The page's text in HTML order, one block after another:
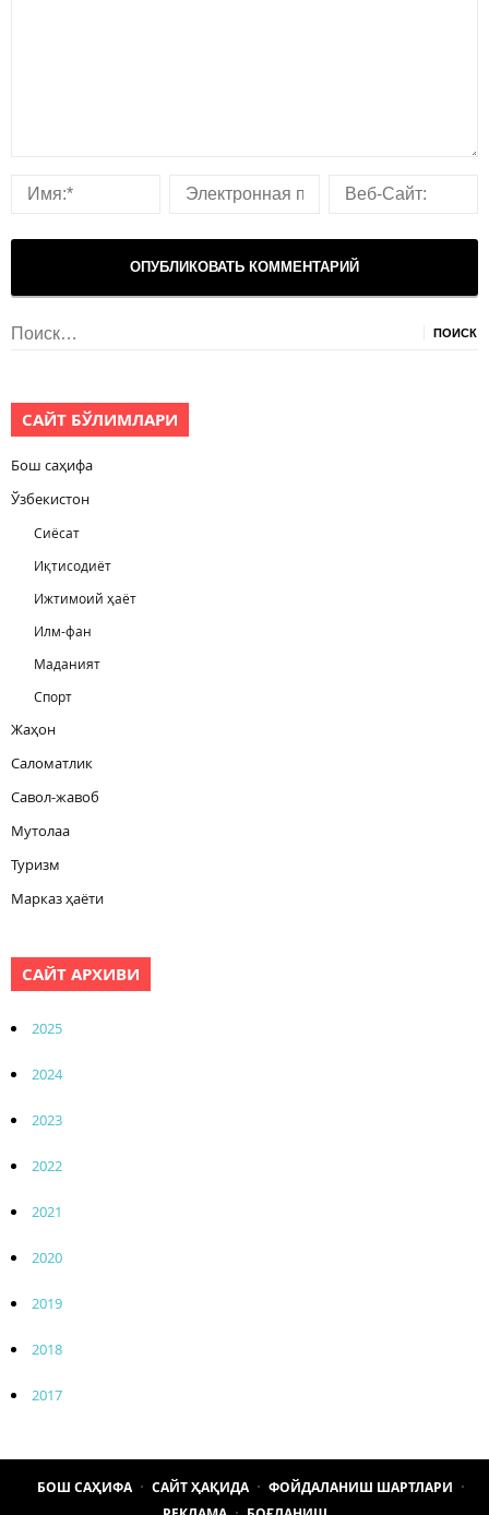
Найти:
САЙТ БЎЛИМЛАРИ
Бош саҳифа
Ўзбекистон
Сиёсат
Иқтисодиёт
Ижтимоий ҳаёт
Илм-фан
Маданият
Спорт
Жаҳон
Саломатлик
Савол-жавоб
Мутолаа
Туризм
Марказ ҳаёти
САЙТ АРХИВИ
2025
2024
2023
2022
2021
2020
2019
2018
2017
БОШ САҲИФА САЙТ ҲАҚИДА
ФОЙДАЛАНИШ ШАРТЛАРИ